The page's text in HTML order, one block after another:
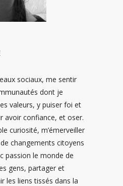
sociaux, me sentir
dont je
valeurs, y puiser foi et
avoir confiance, et oser.
curiosité, m’émerveiller
changements citoyens
passion le monde de
gens, partager et
les liens tissés dans la